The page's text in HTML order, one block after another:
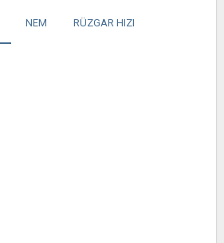
NEM RÜZGAR HIZI